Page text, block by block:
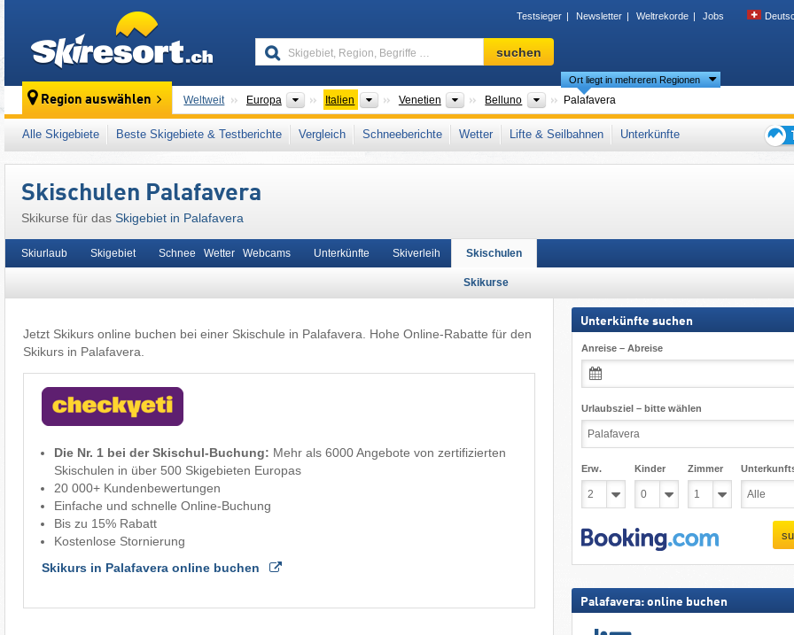
Testsieger Newsletter Weltrekorde Jobs
Skigebiet,
Region,
…
suchen
Region auswählen Weltweit Europa Kontinente
Italien LänderVenetien Regionen
Belluno Provinzen
Ort liegt in mehreren Regionen
Palafavera
Dieser Ort liegt auch in: Dolomiten Nordostitalien Südliche Ostalpen, Italienische Alpen , Norditalien, Ostalpen,
Alle Skigebiete Beste Skigebiete & Testberichte Vergleich Schneeberichte Wetter Lifte & Seilbahnen
Unterkünfte
Skischulen Palafavera
Skikurse für das Skigebiet in Palafavera
Skiurlaub Skigebiet Schnee Wetter Webcams Unterkünfte Skiverleih Skischulen
Skikurse
Jetzt Skikurs online buchen bei einer Skischule in Palafavera. Hohe Online-Rabatte für den
Skikurs in Palafavera.
Die Nr. 1 bei der Skischul-Buchung: Mehr als 6000 Angebote von zertifizierten
Skischulen in über 500 Skigebieten Europas
20 000+ Kundenbewertungen
Einfache und schnelle Online-Buchung
Bis zu 15% Rabatt
Kostenlose Stornierung
Skikurs in Palafavera online buchen
Unterkünfte suchen
Anreise – Abreise
Urlaubsziel – bitte wählen
Erw. Kinder Zimmer
Palafavera: online buchen